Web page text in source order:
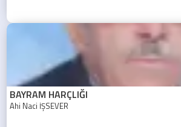
BAYRAM HARÇLIĞI
Ahi Naci İŞSEVER